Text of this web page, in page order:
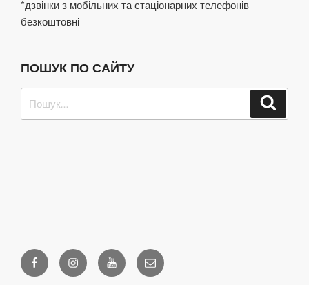
*дзвінки з мобільних та стаціонарних телефонів
безкоштовні
ПОШУК ПО САЙТУ
за
FacebookInstagramYoutubeEmail